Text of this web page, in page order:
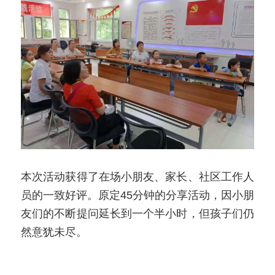
本次活动获得了在场小朋友、家长、社区工作人
员的一致好评。原定45分钟的分享活动，因小朋
友们的不断提问延长到一个半小时，但孩子们仍
然意犹未尽。